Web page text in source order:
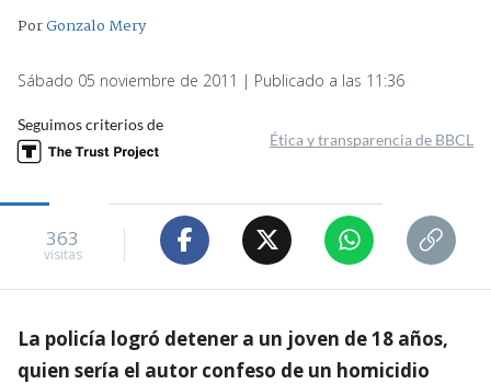
PorGonzalo Mery
Sábado 05 noviembre de 2011 | Publicado a las 11:36
Seguimos criterios de
Ética y transparencia de BBCL
363
visitas
La policía logró detener a un joven de 18 años,
quien sería el autor confeso de un homicidio